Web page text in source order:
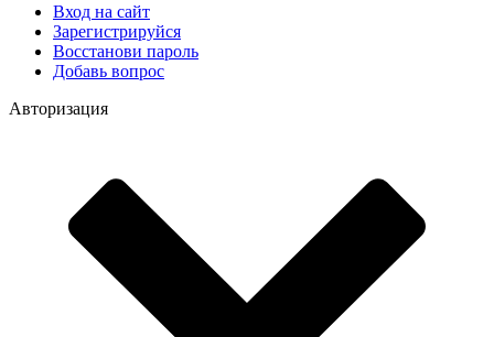
Вход на сайт
Зарегистрируйся
Восстанови пароль
Добавь вопрос
Авторизация